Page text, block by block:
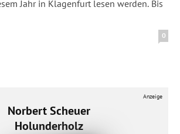
Jahr in Klagenfurt lesen werden. Bis
0
Anzeige
Norbert Scheuer
Holunderholz